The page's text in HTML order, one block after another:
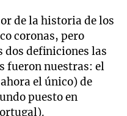
de la historia de los
coronas, pero
dos definiciones las
fueron nuestras: el
el único) de
puesto en